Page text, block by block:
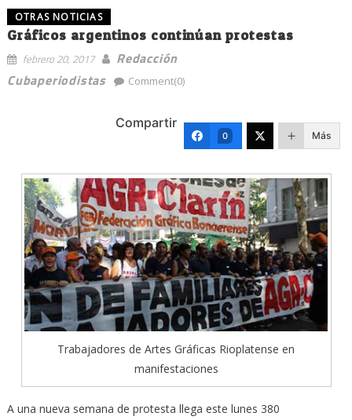
OTRAS NOTICIAS
Gráficos argentinos continúan protestas
febrero 20, 2017
Redacción
Cubaperiodistas
Comment(0)
Compartir
0 Más
Trabajadores de Artes Gráficas Rioplatense en
manifestaciones
A una nueva semana de protesta llega este lunes 380